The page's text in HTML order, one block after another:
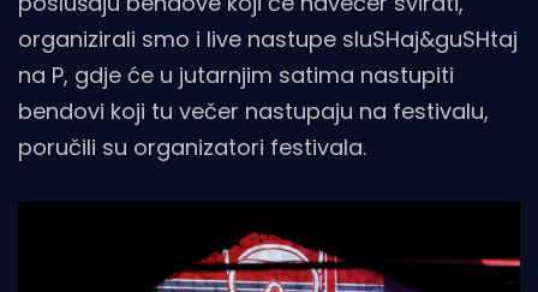
organizirali smo i live nastupe sluSHaj&guSHtaj
na P, gdje će u jutarnjim satima nastupiti
bendovi koji tu večer nastupaju na festivalu,
poručili su organizatori festivala.